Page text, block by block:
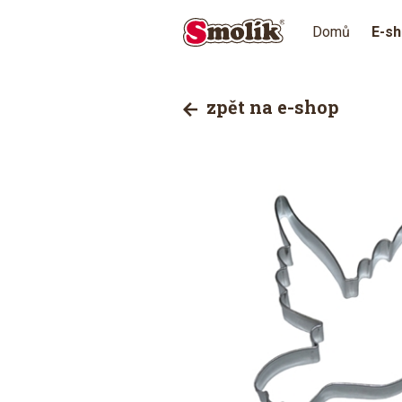
Domů E-
zpět na e-shop